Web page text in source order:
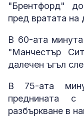
"Брентфорд"
пред вратата на
В 60-ата
"Манчестър
далечен ъгъл
В 75-ата
преднината
разбъркване в